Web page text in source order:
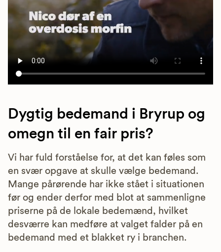
Dygtig bedemand i Bryrup og
omegn til en fair pris?
Vi har fuld forståelse for, at det kan føles som
en svær opgave at skulle vælge bedemand.
Mange pårørende har ikke stået i situationen
før og ender derfor med blot at sammenligne
priserne på de lokale bedemænd, hvilket
desværre kan medføre at valget falder på en
bedemand med et blakket ry i branchen.